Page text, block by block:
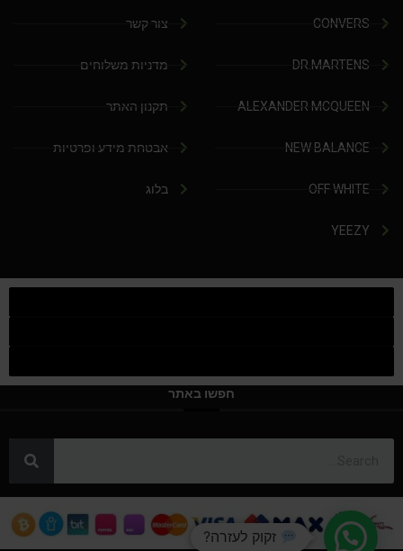
CONVERS
DR.MARTENS
ALEXANDER MCQUEEN
NEW BALANCE
OFF WHITE
YEEZY
צור קשר
מדניות משלוחים
תקנון האתר
אבטחת מידע ופרטיות
בלוג
חפשו באתר
זקוק לעזרה?